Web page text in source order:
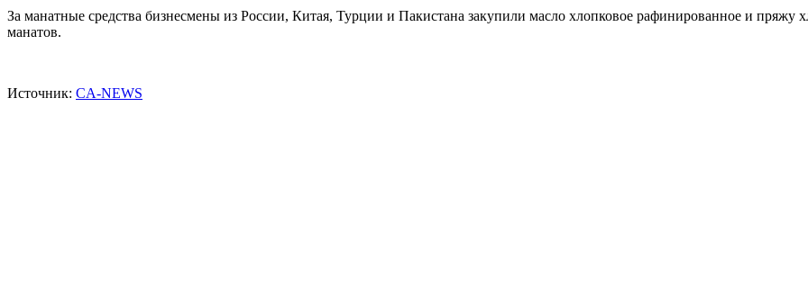
За манатные средства бизнесмены из России, Китая, Турции и Пакистана закупили масло хлопковое рафинированное и
манатов.
Источник: CA-NEWS